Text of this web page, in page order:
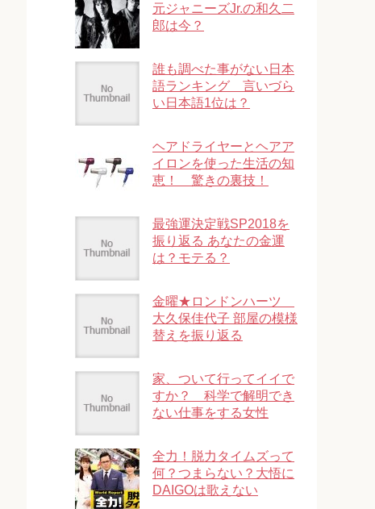
元ジャニーズJr.の和久二
郎は今？
誰も調べた事がない日本
語ランキング 言いづら
い日本語1位は？
ヘアドライヤーとヘアア
イロンを使った生活の知
恵！ 驚きの裏技！
最強運決定戦SP2018を
振り返る あなたの金運
は？モテる？
金曜★ロンドンハーツ
大久保佳代子 部屋の模様
替えを振り返る
家、ついて行ってイイで
すか？ 科学で解明でき
ない仕事をする女性
全力！脱力タイムズって
何？つまらない？大悟に
DAIGOは歌えない